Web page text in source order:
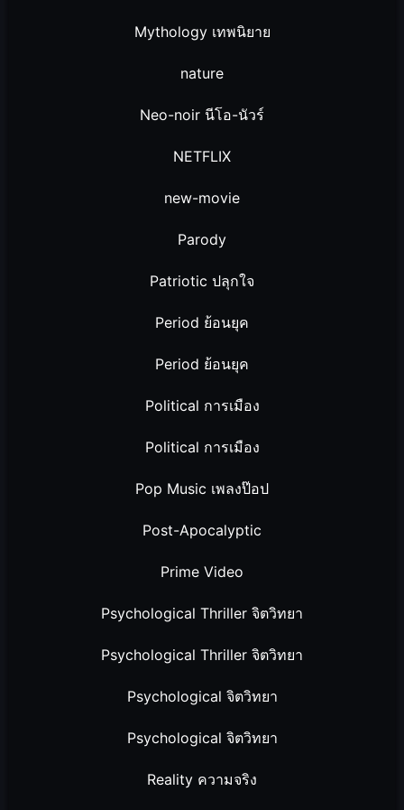
Mythology เทพนิยาย
nature
Neo-noir นีโอ-นัวร์
NETFLIX
new-movie
Parody
Patriotic ปลุกใจ
Period ย้อนยุค
Period ย้อนยุค
Political การเมือง
Political การเมือง
Pop Music เพลงป๊อป
Post-Apocalyptic
Prime Video
Psychological Thriller จิตวิทยา
Psychological Thriller จิตวิทยา
Psychological จิตวิทยา
Psychological จิตวิทยา
Reality ความจริง